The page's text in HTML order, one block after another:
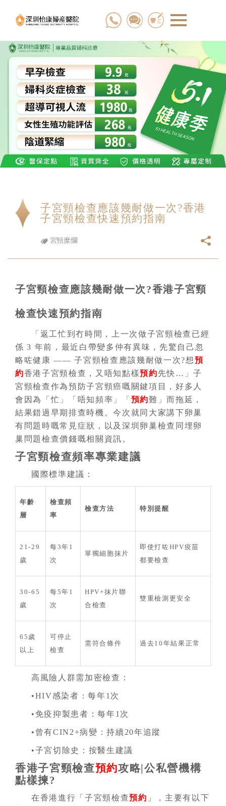
子宮頸檢查應該幾耐做一次?香港
子宮頸檢查快速預約指南
宮頸糜爛
子宮頸檢查應該幾耐做一次?香港子宮頸
檢查快速預約指南
「返工忙到冇時間，上一次做子宮頸檢查已經
係 3 年前，最近白帶變多仲有異味，先驚自己忽
略咗健康 —— 子宮頸檢查應該幾耐做一次?想預
約香港子宮頸檢查，又唔知點樣預約先快…」子
宮頸檢查作為預防子宮頸癌嘅關鍵項目，好多人
會因為「忙」「唔知頻率」「 預約難」而拖延，
結果錯過早期排查時機。今次就同大家講下卵巢
有問題時嘅常見症狀，以及深圳卵巢檢查同埋卵
巢問題檢查價錢嘅相關資訊。
子宮頸檢查頻率專業建議
國際標準建議：
年齡
層
檢查頻
率
檢查方法 特別提醒
21-29
歲
每3年1
次
單獨細胞抹片
即使打咗HPV疫苗
都要檢查
30-65
歲
每5年1
次
HPV+抹片聯
合檢查
雙重檢測更安全
65歲
以上
可停止
檢查
需符合條件 過去10年結果正常
高風險人群需加密檢查：
•HIV感染者：每年1次
•免疫抑製患者：每年1次
•曾有CIN2+病變：持續20年追蹤
•子宮切除史：按醫生建議
香港子宮頸檢查預約攻略|公私營機構
點樣揀?
在香港進行「子宮頸檢查預約 」，主要有以下